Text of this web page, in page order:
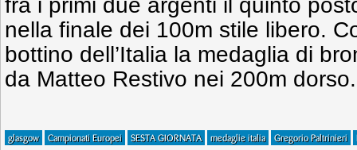
fra i primi due argenti il quinto
nella finale dei 100m stile libero.
bottino dell’Italia la medaglia di
da Matteo Restivo nei 200m dorso.
glasgow Campionati Europei SESTA GIORNATA medaglie italia Gregorio Paltrinieri